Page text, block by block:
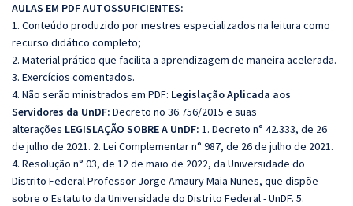
AULAS EM PDF AUTOSSUFICIENTES:
1. Conteúdo produzido por mestres especializados na leitura como
recurso didático completo;
2. Material prático que facilita a aprendizagem de maneira acelerada.
3. Exercícios comentados.
4. Não serão ministrados em PDF: Legislação Aplicada aos
Servidores da UnDF: Decreto no 36.756/2015 e suas
alterações LEGISLAÇÃO SOBRE A UnDF: 1. Decreto n° 42.333, de 26
de julho de 2021. 2. Lei Complementar n° 987, de 26 de julho de 2021.
4. Resolução n° 03, de 12 de maio de 2022, da Universidade do
Distrito Federal Professor Jorge Amaury Maia Nunes, que dispõe
sobre o Estatuto da Universidade do Distrito Federal - UnDF. 5.